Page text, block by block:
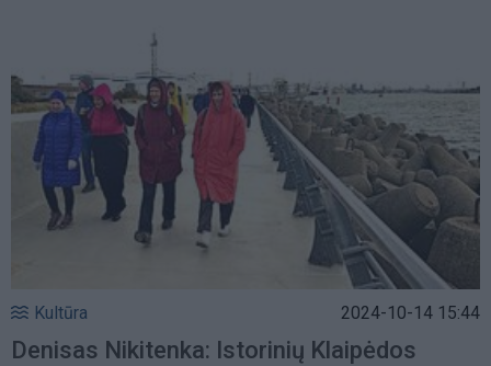
Kultūra 2024-10-14 15:44
Denisas Nikitenka: Istorinių Klaipėdos